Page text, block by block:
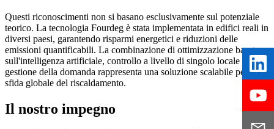
Questi riconoscimenti non si basano esclusivamente sul potenziale
teorico. La tecnologia Fourdeg è stata implementata in edifici reali in
diversi paesi, garantendo risparmi energetici e riduzioni delle
emissioni quantificabili. La combinazione di ottimizzazione basata
sull'intelligenza artificiale, controllo a livello di singolo locale e
gestione della domanda rappresenta una soluzione scalabile per la
sfida globale del riscaldamento.
Il nostro impegno